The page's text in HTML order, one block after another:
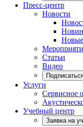
Пресс-центр
Новости
Статьи
Видео
Услуги
Сервисное
Учебный центр
Заявка на